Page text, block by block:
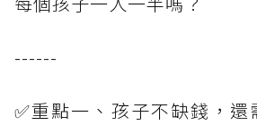
------
✅重點一、孩子不缺錢，